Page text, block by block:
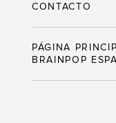
CONTACTO
PÁGINA
BRAINPOP